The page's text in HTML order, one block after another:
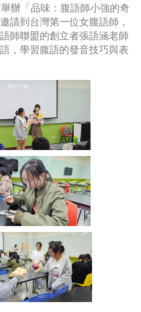
辦「品味：腹語師小強的奇
請到台灣第一位女腹語師，
師聯盟的創立者張語涵老師
，學習腹語的發音技巧與表